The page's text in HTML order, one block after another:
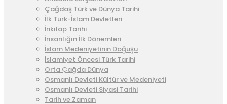
Çağdaş Türk ve Dünya Tarihi
İlk Türk-İslam Devletleri
İnkılap Tarihi
İnsanlığın İlk Dönemleri
İslam Medeniyetinin Doğuşu
İslamiyet Öncesi Türk Tarihi
Orta Çağda Dünya
Osmanlı Devleti Kültür ve Medeniyeti
Osmanlı Devleti Siyasi Tarihi
Tarih ve Zaman